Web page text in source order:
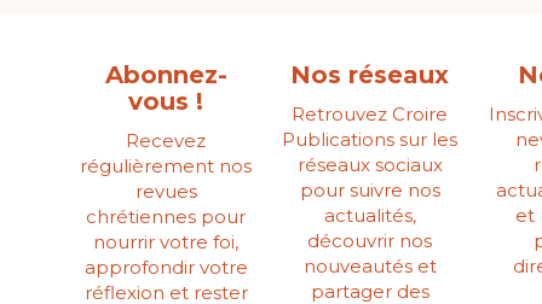
Abonnez-
vous !
Recevez
régulièrement nos
revues
chrétiennes pour
nourrir votre foi,
approfondir votre
réflexion et rester
Nos réseaux
Retrouvez Croire
Publications sur les
réseaux sociaux
pour suivre nos
actualités,
découvrir nos
nouveautés et
partager des
et